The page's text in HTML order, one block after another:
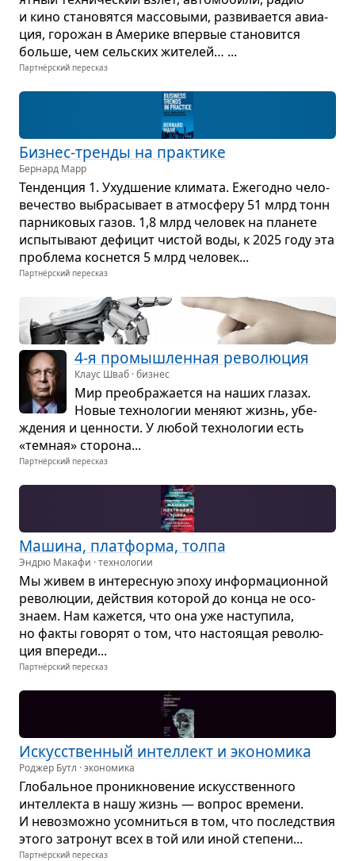
и кино ста­но­вятся мас­со­выми, раз­ви­ва­ется авиа­
ция, горо­жан в Аме­рике впер­вые ста­но­вится
больше, чем сель­ских жите­лей… ...
Партнёрский пересказ
Биз­нес-тренды на прак­тике
Бернард Марр
Тен­ден­ция 1. Ухуд­ше­ние кли­мата. Еже­годно чело­
ве­че­ство выбра­сы­вает в атмо­сферу 51 млрд тонн
пар­ни­ко­вых газов. 1,8 млрд чело­век на пла­нете
испы­ты­вают дефи­цит чистой воды, к 2025 году эта
про­блема кос­нется 5 млрд чело­век...
Партнёрский пересказ
4-я про­мыш­лен­ная рево­лю­ция
Клаус Шваб · бизнес
Мир пре­об­ра­жа­ется на наших гла­зах.
Новые тех­но­ло­гии меняют жизнь, убе­
жде­ния и цен­но­сти. У любой тех­но­ло­гии есть
«тем­ная» сто­рона...
Партнёрский пересказ
Машина, плат­форма, толпа
Эндрю Макафи · технологии
Мы живем в инте­рес­ную эпоху инфор­ма­ци­он­ной
рево­лю­ции, действия кото­рой до конца не осо­
знаем. Нам кажется, что она уже насту­пила,
но факты гово­рят о том, что насто­я­щая рево­лю­
ция впе­реди...
Партнёрский пересказ
Искус­ствен­ный интел­лект и эко­но­мика
Роджер Бутл · экономика
Гло­баль­ное про­ник­но­ве­ние искус­ствен­ного
интел­лекта в нашу жизнь — вопрос вре­мени.
И невоз­можно усо­мниться в том, что послед­ствия
этого затро­нут всех в той или иной сте­пени...
Партнёрский пересказ